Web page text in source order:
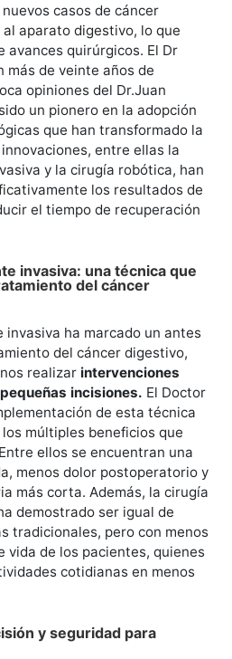
casos de cáncer
aparato digestivo, lo que
avances quirúrgicos. El Dr
más de veinte años de
opiniones del Dr.Juan
un pionero en la adopción
que han transformado la
entre ellas la
y la cirugía robótica, han
los resultados de
el tiempo de recuperación
invasiva: una técnica que
del cáncer
invasiva ha marcado un antes
del cáncer digestivo,
realizar intervenciones
incisiones. El Doctor
de esta técnica
múltiples beneficios que
ellos se encuentran una
menos dolor postoperatorio y
más corta. Además, la cirugía
demostrado ser igual de
tradicionales, pero con menos
vida de los pacientes, quienes
cotidianas en menos
y seguridad para